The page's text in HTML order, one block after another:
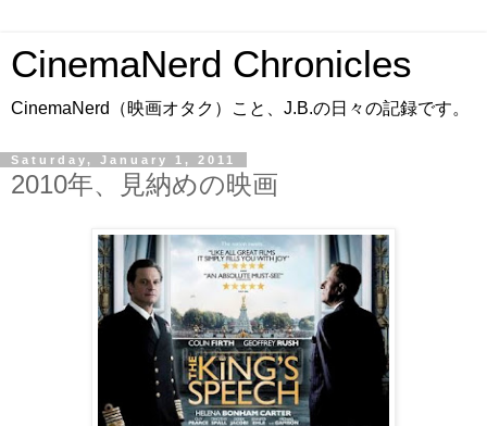
CinemaNerd Chronicles
CinemaNerd（映画オタク）こと、J.B.の日々の記録です。
Saturday, January 1, 2011
2010年、見納めの映画